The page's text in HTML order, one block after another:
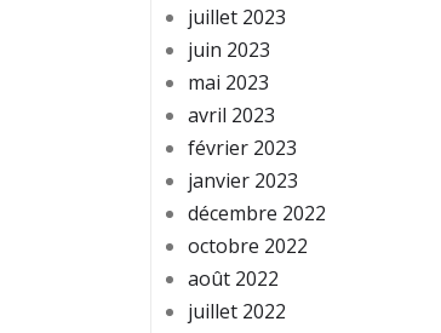
juillet 2023
juin 2023
mai 2023
avril 2023
février 2023
janvier 2023
décembre 2022
octobre 2022
août 2022
juillet 2022